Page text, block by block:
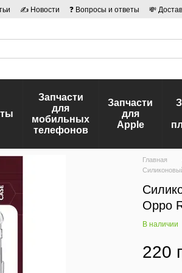
✍ Новости ❓ Вопросы и ответы 💸
Запчасти
для
мобильных
телефонов
Запчасти
для
Apple
Главная
Oppo
В наличии
220